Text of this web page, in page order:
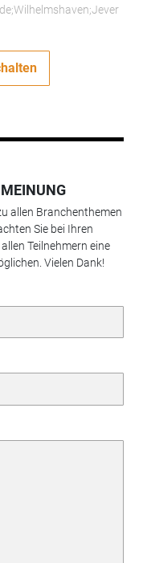
allen Branchenthemen
Sie bei Ihren
Teilnehmern eine
Vielen Dank!